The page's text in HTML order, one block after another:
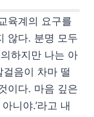
육계의 요구를
않다. 분명 모두
하지만 나는 아
음이 차마 떨
이다. 마음 깊은
니야.’라고 내